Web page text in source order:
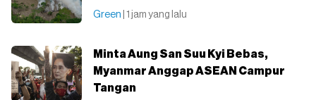
Green | 1 jam yang lalu
Minta Aung San Suu Kyi Bebas,
Myanmar Anggap ASEAN Campur
Tangan